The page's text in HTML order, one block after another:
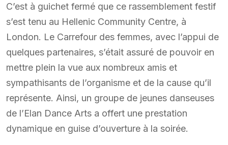
C’est à guichet fermé que ce rassemblement festif
s’est tenu au Hellenic Community Centre, à
London. Le Carrefour des femmes, avec l’appui de
quelques partenaires, s’était assuré de pouvoir en
mettre plein la vue aux nombreux amis et
sympathisants de l’organisme et de la cause qu’il
représente. Ainsi, un groupe de jeunes danseuses
de l’Elan Dance Arts a offert une prestation
dynamique en guise d’ouverture à la soirée.